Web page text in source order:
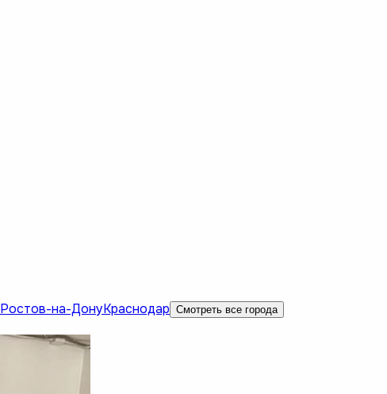
Ростов-на-ДонуКраснодар Смотреть все города